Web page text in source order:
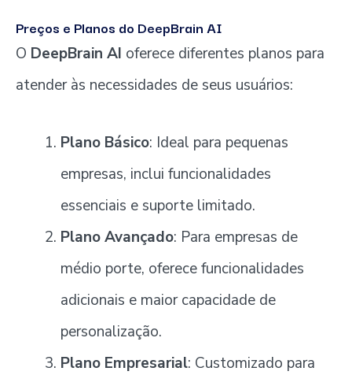
Preços e Planos do DeepBrain AI
O DeepBrain AI oferece diferentes planos para
atender às necessidades de seus usuários:
Plano Básico: Ideal para pequenas
empresas, inclui funcionalidades
essenciais e suporte limitado.
Plano Avançado: Para empresas de
médio porte, oferece funcionalidades
adicionais e maior capacidade de
personalização.
Plano Empresarial: Customizado para